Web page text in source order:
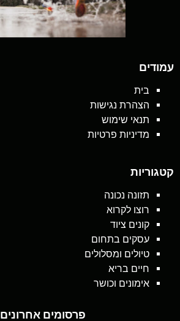
עמודים
בית
הצהרת נגישות
תנאי שימוש
מדיניות פרטיות
קטגוריות
תזונה נכונה
רוצו לקרוא
קונים ציוד
עסקים בתחום
טיולים ומסלולים
חיים בריא
אימונים וכושר
פרסומים אחרונים